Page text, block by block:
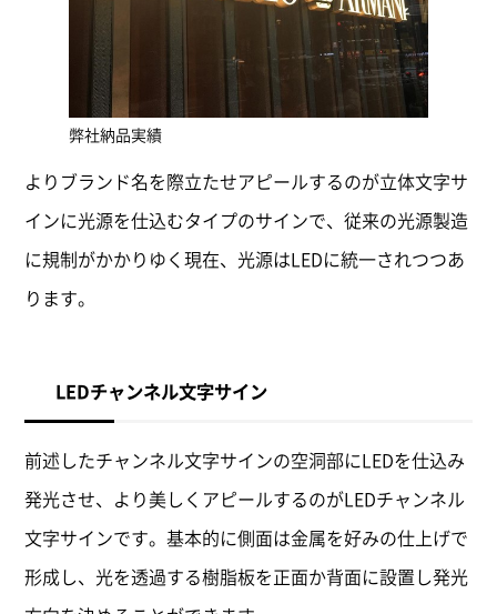
弊社納品実績
よりブランド名を際立たせアピールするのが立体文字サ
インに光源を仕込むタイプのサインで、従来の光源製造
に規制がかかりゆく現在、光源はLEDに統一されつつあ
ります。
LEDチャンネル文字サイン
前述したチャンネル文字サインの空洞部にLEDを仕込み
発光させ、より美しくアピールするのがLEDチャンネル
文字サインです。基本的に側面は金属を好みの仕上げで
形成し、光を透過する樹脂板を正面か背面に設置し発光